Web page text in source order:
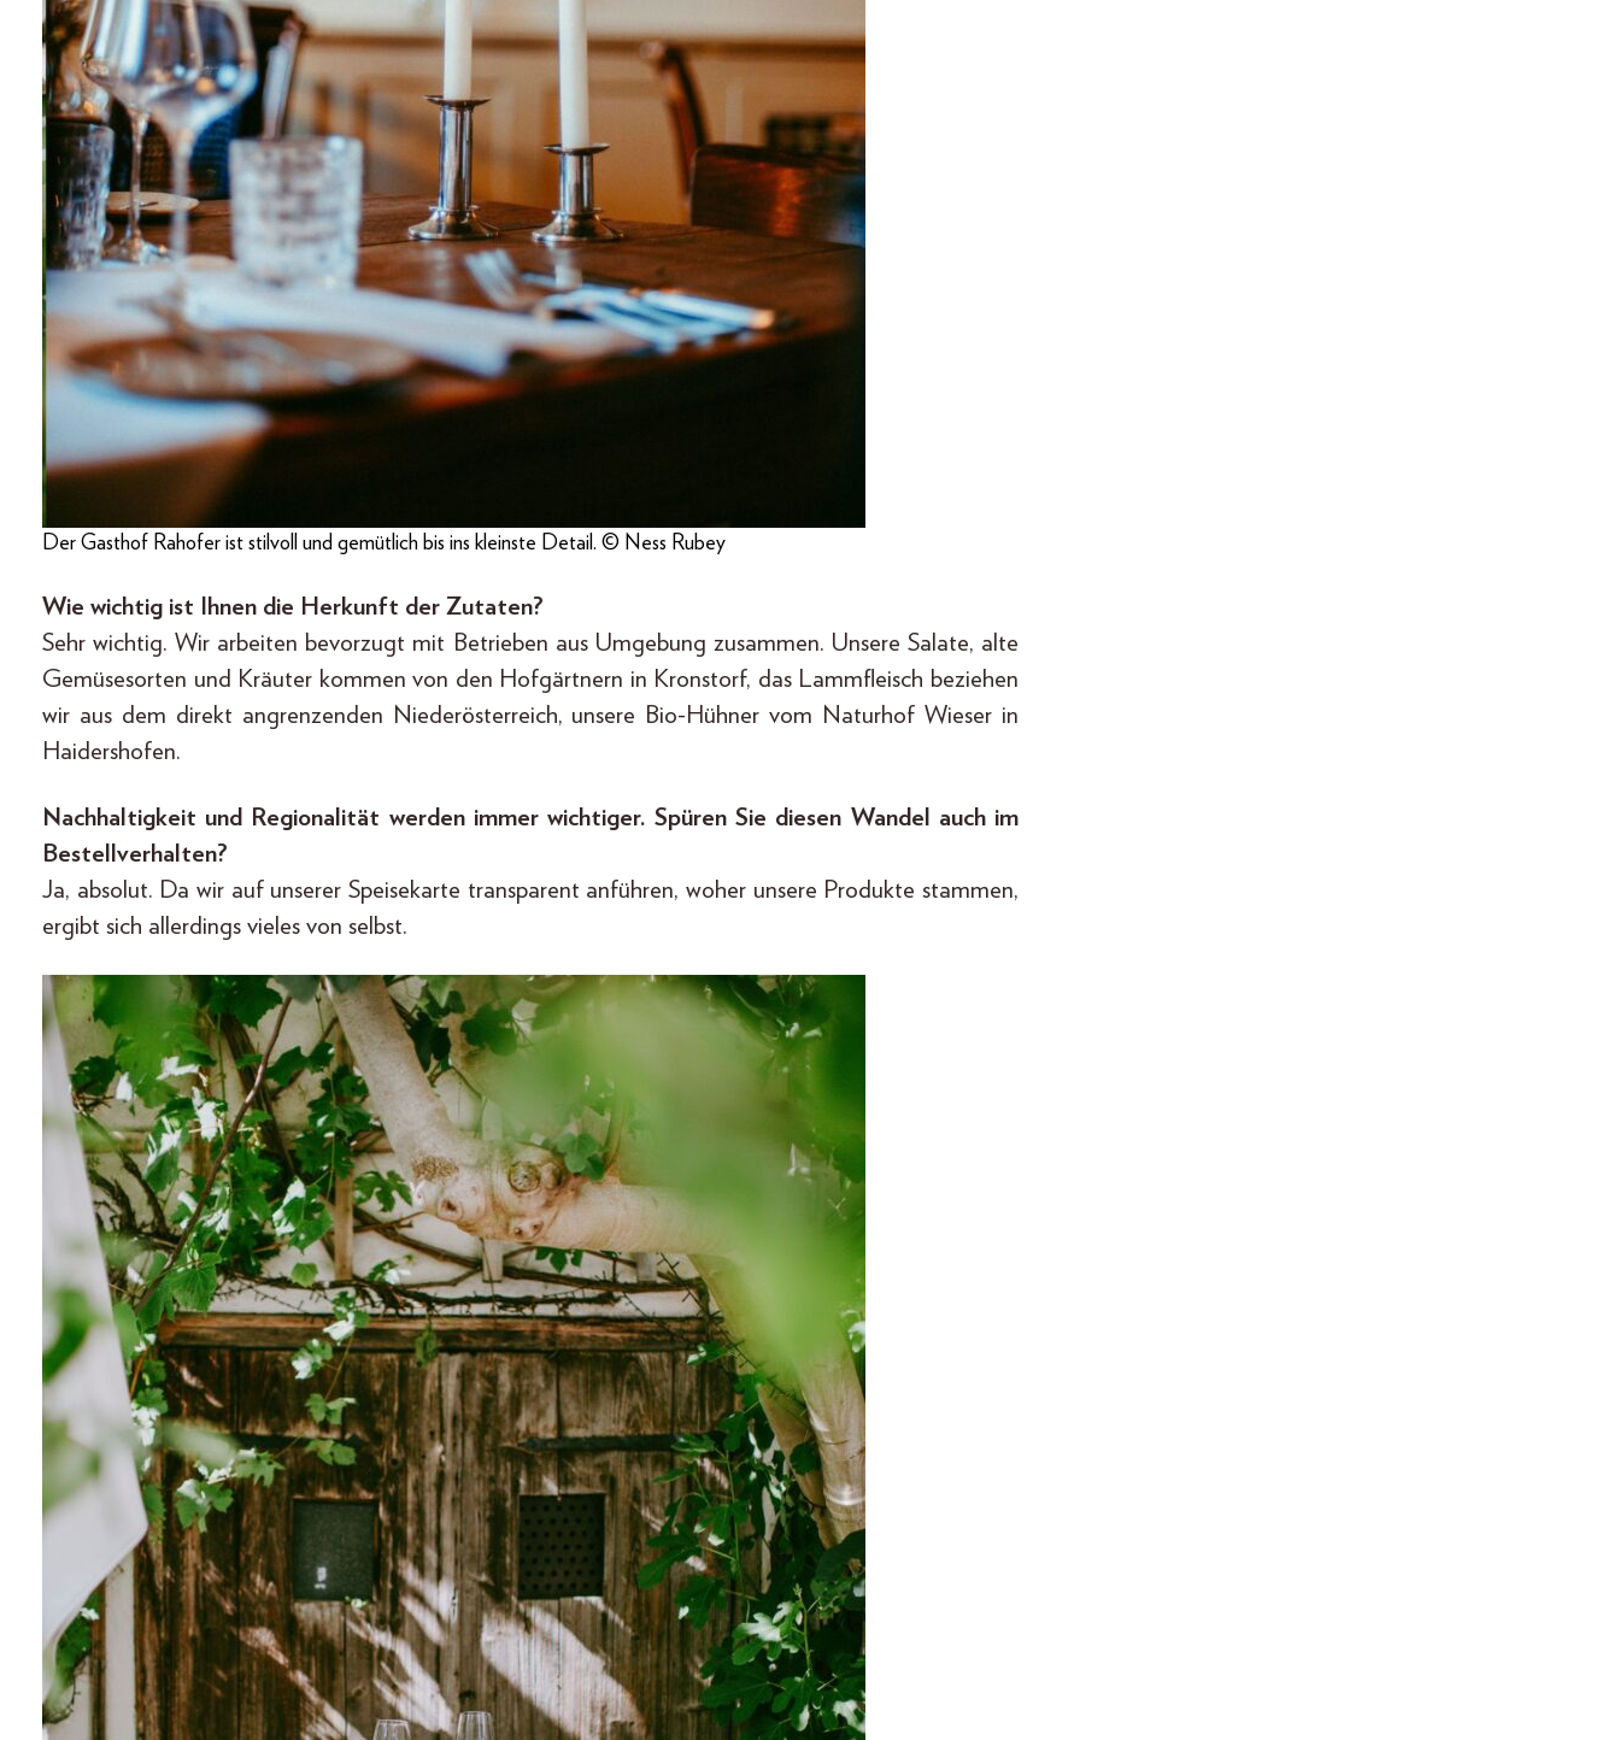
Der Gasthof Rahofer ist stilvoll und gemütlich bis ins kleinste Detail. © Ness Rubey
Wie wichtig ist Ihnen die Herkunft der Zutaten?
Sehr wichtig. Wir arbeiten bevorzugt mit Betrieben aus Umgebung zusammen. Unsere Salate, alte
Gemüsesorten und Kräuter kommen von den Hofgärtnern in Kronstorf, das Lammfleisch beziehen
wir aus dem direkt angrenzenden Niederösterreich, unsere Bio-Hühner vom Naturhof Wieser in
Haidershofen.
Nachhaltigkeit und Regionalität werden immer wichtiger. Spüren Sie diesen Wandel auch im
Bestellverhalten?
Ja, absolut. Da wir auf unserer Speisekarte transparent anführen, woher unsere Produkte stammen,
ergibt sich allerdings vieles von selbst.